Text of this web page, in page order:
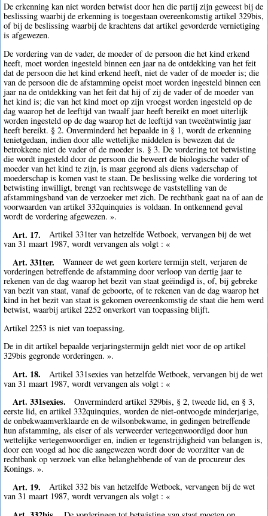
De erkenning kan niet worden betwist door hen die partij zijn geweest bij de
beslissing waarbij de erkenning is toegestaan overeenkomstig artikel 329bis,
of bij de beslissing waarbij de krachtens dat artikel gevorderde vernietiging
is afgewezen.
De vordering van de vader, de moeder of de persoon die het kind erkend
heeft, moet worden ingesteld binnen een jaar na de ontdekking van het feit
dat de persoon die het kind erkend heeft, niet de vader of de moeder is; die
van de persoon die de afstamming opeist moet worden ingesteld binnen een
jaar na de ontdekking van het feit dat hij of zij de vader of de moeder van
het kind is; die van het kind moet op zijn vroegst worden ingesteld op de
dag waarop het de leeftijd van twaalf jaar heeft bereikt en moet uiterlijk
worden ingesteld op de dag waarop het de leeftijd van tweeëntwintig jaar
heeft bereikt. § 2. Onverminderd het bepaalde in § 1, wordt de erkenning
tenietgedaan, indien door alle wettelijke middelen is bewezen dat de
betrokkene niet de vader of de moeder is. § 3. De vordering tot betwisting
die wordt ingesteld door de persoon die beweert de biologische vader of
moeder van het kind te zijn, is maar gegrond als diens vaderschap of
moederschap is komen vast te staan. De beslissing welke die vordering tot
betwisting inwilligt, brengt van rechtswege de vaststelling van de
afstammingsband van de verzoeker met zich. De rechtbank gaat na of aan de
voorwaarden van artikel 332quinquies is voldaan. In ontkennend geval
wordt de vordering afgewezen. ».
Art. 17.
Artikel 331ter van hetzelfde Wetboek, vervangen bij de wet
van 31 maart 1987, wordt vervangen als volgt : «
Art. 331ter.
Wanneer de wet geen kortere termijn stelt, verjaren de
vorderingen betreffende de afstamming door verloop van dertig jaar te
rekenen van de dag waarop het bezit van staat geëindigd is, of, bij gebreke
van bezit van staat, vanaf de geboorte, of te rekenen van de dag waarop het
kind in het bezit van staat is gekomen overeenkomstig de staat die hem werd
betwist, waarbij artikel 2252 onverkort van toepassing blijft.
Artikel 2253 is niet van toepassing.
De in dit artikel bepaalde verjaringstermijn geldt niet voor de op artikel
329bis gegronde vorderingen. ».
Art. 18.
Artikel 331sexies van hetzelfde Wetboek, vervangen bij de wet
van 31 maart 1987, wordt vervangen als volgt : «
Art. 331sexies.
Onverminderd artikel 329bis, § 2, tweede lid, en § 3,
eerste lid, en artikel 332quinquies, worden de niet-ontvoogde minderjarige,
de onbekwaamverklaarde en de wilsonbekwame, in gedingen betreffende
hun afstamming, als eiser of als verweerder vertegenwoordigd door hun
wettelijke vertegenwoordiger en, indien er tegenstrijdigheid van belangen is,
door een voogd ad hoc die aangewezen wordt door de voorzitter van de
rechtbank op verzoek van elke belanghebbende of van de procureur des
Konings. ».
Art. 19.
Artikel 332 bis van hetzelfde Wetboek, vervangen bij de wet
van 31 maart 1987, wordt vervangen als volgt : «